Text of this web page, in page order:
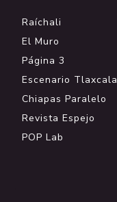
Raíchali
El Muro
Página 3
Escenario Tlaxcala
Chiapas Paralelo
Revista Espejo
POP Lab